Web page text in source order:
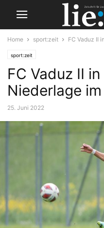
Home sport:zeit FC Vaduz II
sport:zeit
FC Vaduz II
Niederlage
25. Juni 2022